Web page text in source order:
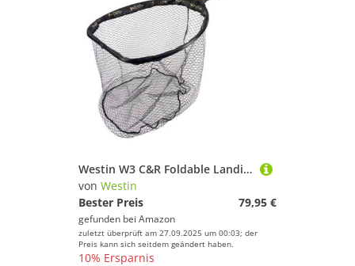
Westin W3 C&R Foldable Landing Net 60x70x65cm - Raubfischkescher, Hechtkescher, Unterfangkescher, Angelkescher, Kescher
von Westin
Bester Preis
79,95 €
gefunden bei Amazon
zuletzt überprüft am 27.09.2025 um 00:03; der
Preis kann sich seitdem geändert haben.
10% Ersparnis